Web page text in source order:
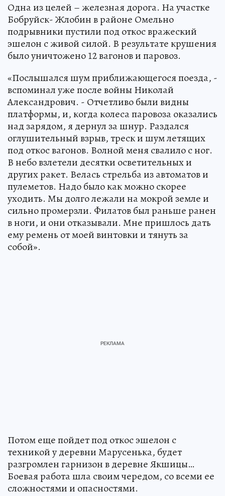
Одна из целей – железная дорога. На участке
Бобруйск- Жлобин в районе Омельно
подрывники пустили под откос вражеский
эшелон с живой силой. В результате крушения
было уничтожено 12 вагонов и паровоз.
«Послышался шум приближающегося поезда, -
вспоминал уже после войны Николай
Александрович. - Отчетливо были видны
платформы, и, когда колеса паровоза оказались
над зарядом, я дернул за шнур. Раздался
оглушительный взрыв, треск и шум летящих
под откос вагонов. Волной меня свалило с ног.
В небо взлетели десятки осветительных и
других ракет. Велась стрельба из автоматов и
пулеметов. Надо было как можно скорее
уходить. Мы долго лежали на мокрой земле и
сильно промерзли. Филатов был раньше ранен
в ноги, и они отказывали. Мне пришлось дать
ему ремень от моей винтовки и тянуть за
собой».
Потом еще пойдет под откос эшелон с
техникой у деревни Марусенька, будет
разгромлен гарнизон в деревне Якшицы…
Боевая работа шла своим чередом, со всеми ее
сложностями и опасностями.